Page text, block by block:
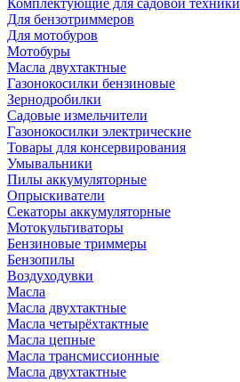
Комплектующие для садовой техники
Для бензотриммеров
Для мотобуров
Мотобуры
Масла двухтактные
Газонокосилки бензиновые
Зернодробилки
Садовые измельчители
Газонокосилки электрические
Товары для консервирования
Умывальники
Пилы аккумуляторные
Опрыскиватели
Секаторы аккумуляторные
Мотокультиваторы
Бензиновые триммеры
Бензопилы
Воздуходувки
Масла
Масла двухтактные
Масла четырёхтактные
Масла цепные
Масла трансмиссионные
Масла двухтактные